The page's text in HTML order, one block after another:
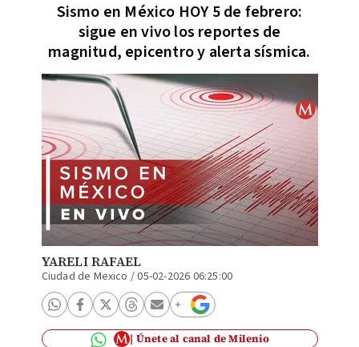
Sismo en México HOY 5 de febrero:
sigue en vivo los reportes de
magnitud, epicentro y alerta sísmica.
YARELI RAFAEL
Ciudad de Mexico /05-02-2026 06:25:00
Únete al canal de Milenio